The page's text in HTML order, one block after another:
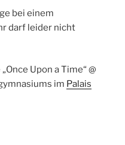
bei einem
darf leider nicht
Upon a Time“ @
im Palais